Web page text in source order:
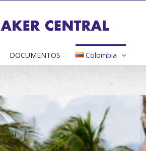
DOCUMENTOS Colombia